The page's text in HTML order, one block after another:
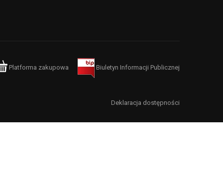
Platforma zakupowa Biuletyn Informacji Publicznej
Deklaracja dostępności